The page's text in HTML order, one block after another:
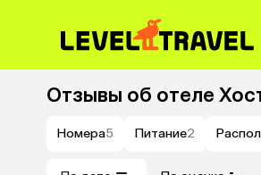
Отзывы об отеле
Номера5 Питание2